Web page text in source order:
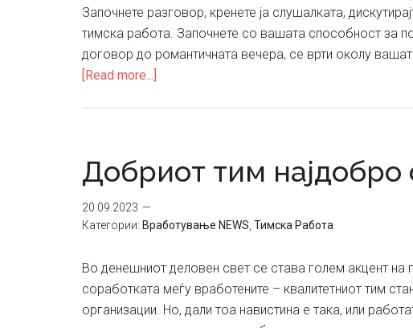
Започнете разговор, кренете ја слушалката,
тимска работа. Започнете со вашата способност за
договор до романтичната вечера, се врти околу
[Read more...]
се
тие
дискусија
Добриот тим
20.09.2023
Категории: Вработување NEWS Тимска Работа
Во денешниот деловен свет се става голем акцент на
соработката меѓу вработените – квалитетниот тим
организации. Но, дали тоа навистина е така, или